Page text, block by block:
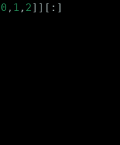
0 , 1 , 2]][:]